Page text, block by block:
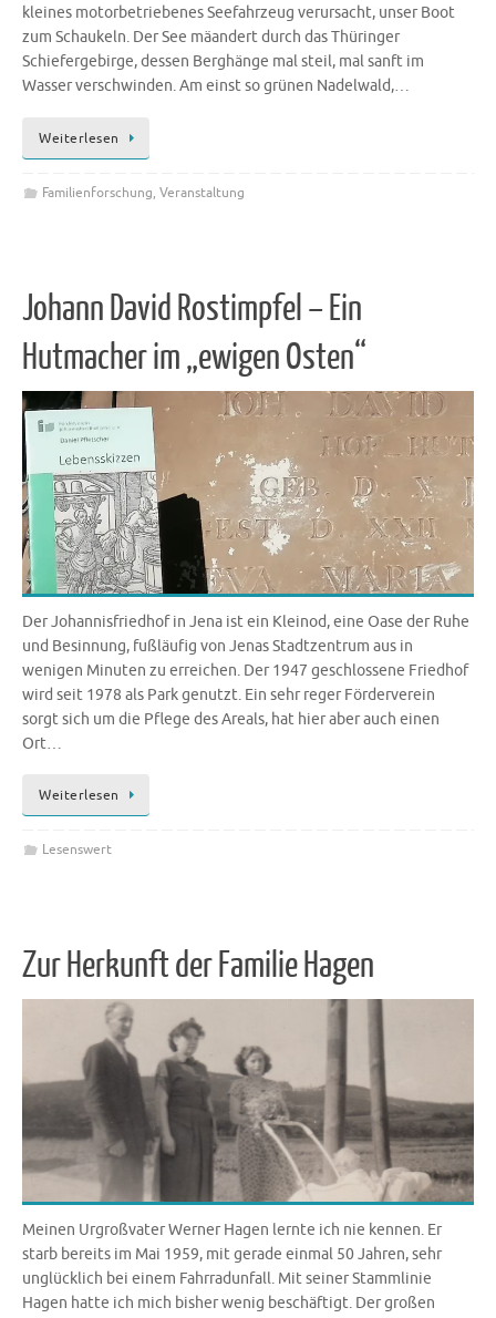
kleines motorbetriebenes Seefahrzeug verursacht, unser Boot
zum Schaukeln. Der See mäandert durch das Thüringer
Schiefergebirge, dessen Berghänge mal steil, mal sanft im
Wasser verschwinden. Am einst so grünen Nadelwald,…
Weiterlesen
Familienforschung, Veranstaltung
Johann David Rostimpfel – Ein
Hutmacher im „ewigen Osten“
Der Johannisfriedhof in Jena ist ein Kleinod, eine Oase der Ruhe
und Besinnung, fußläufig von Jenas Stadtzentrum aus in
wenigen Minuten zu erreichen. Der 1947 geschlossene Friedhof
wird seit 1978 als Park genutzt. Ein sehr reger Förderverein
sorgt sich um die Pflege des Areals, hat hier aber auch einen
Ort…
Weiterlesen
Lesenswert
Zur Herkunft der Familie Hagen
Meinen Urgroßvater Werner Hagen lernte ich nie kennen. Er
starb bereits im Mai 1959, mit gerade einmal 50 Jahren, sehr
unglücklich bei einem Fahrradunfall. Mit seiner Stammlinie
Hagen hatte ich mich bisher wenig beschäftigt. Der großen